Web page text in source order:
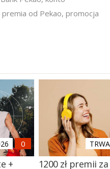
premia od Pekao, promocja
+
1200 zł premii